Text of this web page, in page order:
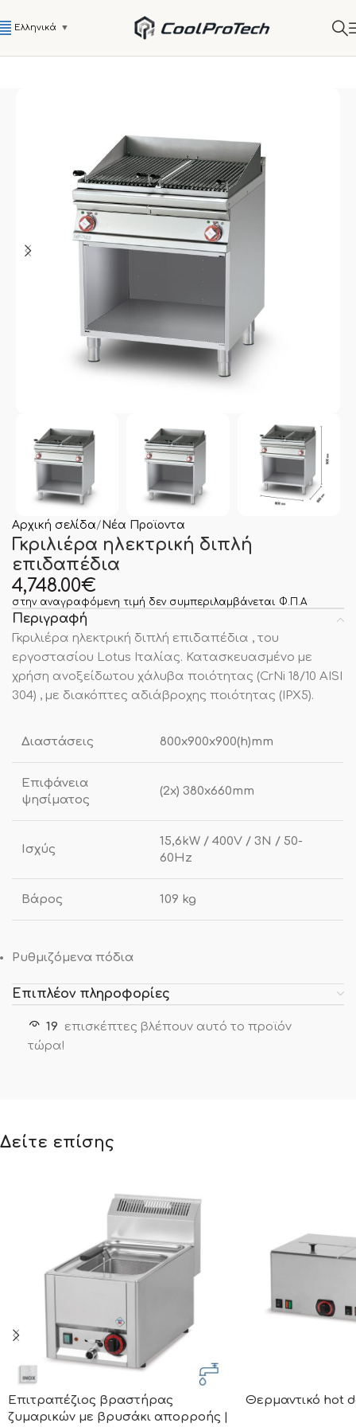
Ελληνικά ▼
Αρχική σελίδα Νέα Προϊοντα
Γκριλιέρα ηλεκτρική διπλή
επιδαπέδια
4,748.00€
στην αναγραφόμενη τιμή δεν συμπεριλαμβάνεται Φ.Π.Α
Περιγραφή
Γκριλιέρα ηλεκτρική διπλή επιδαπέδια , του
εργοστασίου Lotus Ιταλίας. Κατασκευασμένο με
χρήση ανοξείδωτου χάλυβα ποιότητας (CrNi 18/10 AISI
304) , με διακόπτες αδιάβροχης ποιότητας (IPX5).
Διαστάσεις 800x900x900(h)mm
Επιφάνεια
ψησίματος
(2x) 380x660mm
Ισχύς
15,6kW / 400V / 3N / 50-
60Hz
Βάρος 109 kg
Ρυθμιζόμενα πόδια
Επιπλέον πληροφορίες
19 επισκέπτες βλέπουν αυτό το προϊόν
τώρα!
Δείτε επίσης
Επιτραπέζιος βραστήρας
ζυμαρικών με βρυσάκι απορροής |
Θερμαντικό hot